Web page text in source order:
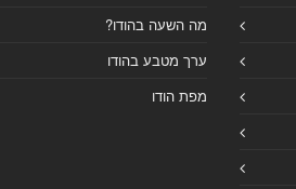
מה השעה בהודו?
ערך מטבע בהודו
מפת הודו